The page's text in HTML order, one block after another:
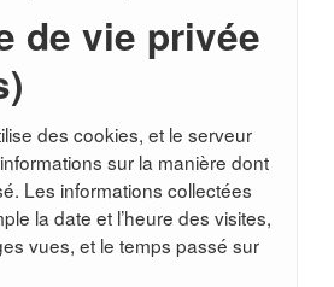
de vie privée
des cookies, et le serveur
sur la manière dont
Les informations collectées
la date et l’heure des visites,
vues, et le temps passé sur